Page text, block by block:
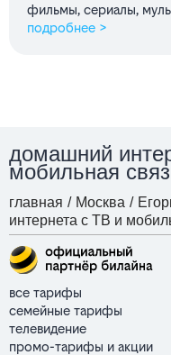
фильмы, сериалы,
подробнее >
домашний
мобильная
главная / Москва /
интернета с ТВ и
все тарифы
семейные тарифы
телевидение
промо-тарифы и акции